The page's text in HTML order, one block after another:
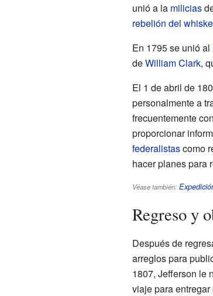
unió a la milicias
rebelión del
En 1795 se unió al
deWilliam Clark,
El 1 de abril de
personalmente a
frecuentemente
proporcionar
federalistascomo
hacer planes para
Véase también:
Regreso y
Después de
arreglos para
1807, Jefferson le
viaje para entregar